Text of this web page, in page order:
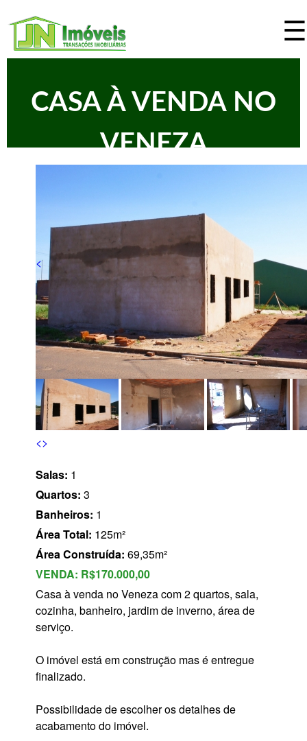
para
o
conteúdo
principal
I
☰
CASA À VENDA NO
VENEZA
<
<>
Salas: 1
Quartos: 3
Banheiros: 1
Área Total: 125m²
Área Construída: 69,35m²
VENDA: R$170.000,00
Casa à venda no Veneza com 2 quartos, sala,
cozinha, banheiro, jardim de inverno, área de
serviço.
O imóvel está em construção mas é entregue
finalizado.
Possibilidade de escolher os detalhes de
acabamento do imóvel.